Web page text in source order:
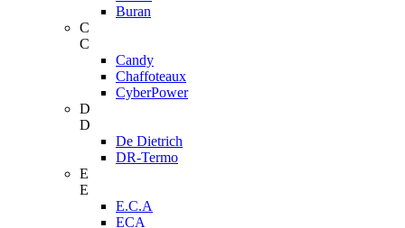
Buran
C
C
Candy
Chaffoteaux
CyberPower
D
D
De Dietrich
DR-Termo
E
E
E.C.A
ECA